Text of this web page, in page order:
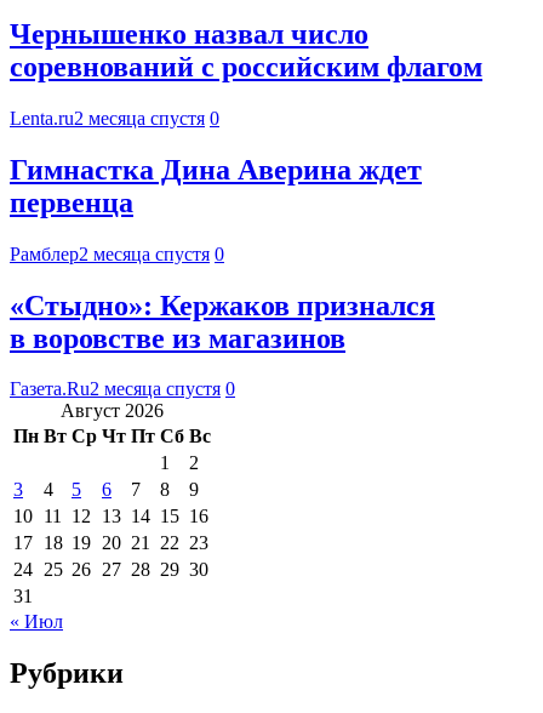
Чернышенко назвал число
соревнований с российским флагом
Lenta.ru2 месяца спустя 0
Гимнастка Дина Аверина ждет
первенца
Рамблер2 месяца спустя 0
«Стыдно»: Кержаков признался
в воровстве из магазинов
Газета.Ru2 месяца спустя 0
Август 2026
Пн Вт Ср Чт Пт Сб Вс
1
2
3
4 5 6 7 8
9
10 11 12 13 14 15 16
17 18 19 20 21 22 23
24 25 26 27 28 29 30
31
« Июл
Рубрики